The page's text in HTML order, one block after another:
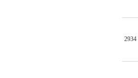
2934